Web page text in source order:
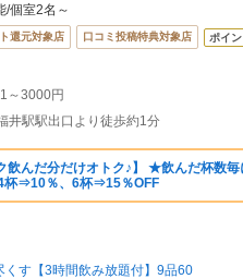
/個室2名～
還元対象店 口コミ投稿特典対象店 ポイ
～3000円
井駅駅出口より徒歩約1分
飲んだ分だけオトク♪】 ★飲んだ杯数
杯⇒10％、6杯⇒15％OFF
くす【3時間飲み放題付】9品60